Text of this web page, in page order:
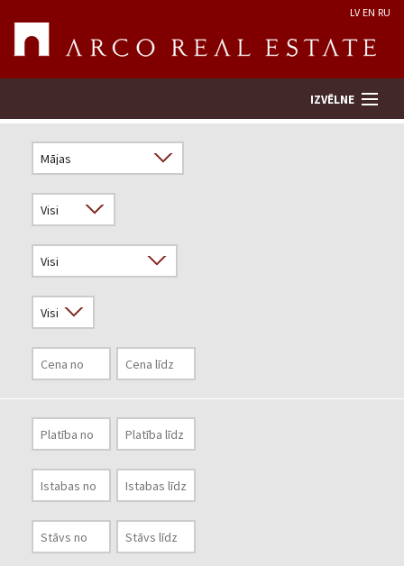
LV EN RU
IZVĒLNE
Novērtēt īpašumu
Uzņēmums
Pakalpojumi
Kontakti